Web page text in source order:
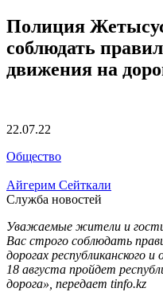
Полиция
соблюдать
движения на
22.07.22
Общество
Айгерим Сейткали
Служба новостей
Уважаемые жители и
Вас строго соблюдать
дорогах республиканского
18 августа пройдет
дорога», передает tinfo.kz